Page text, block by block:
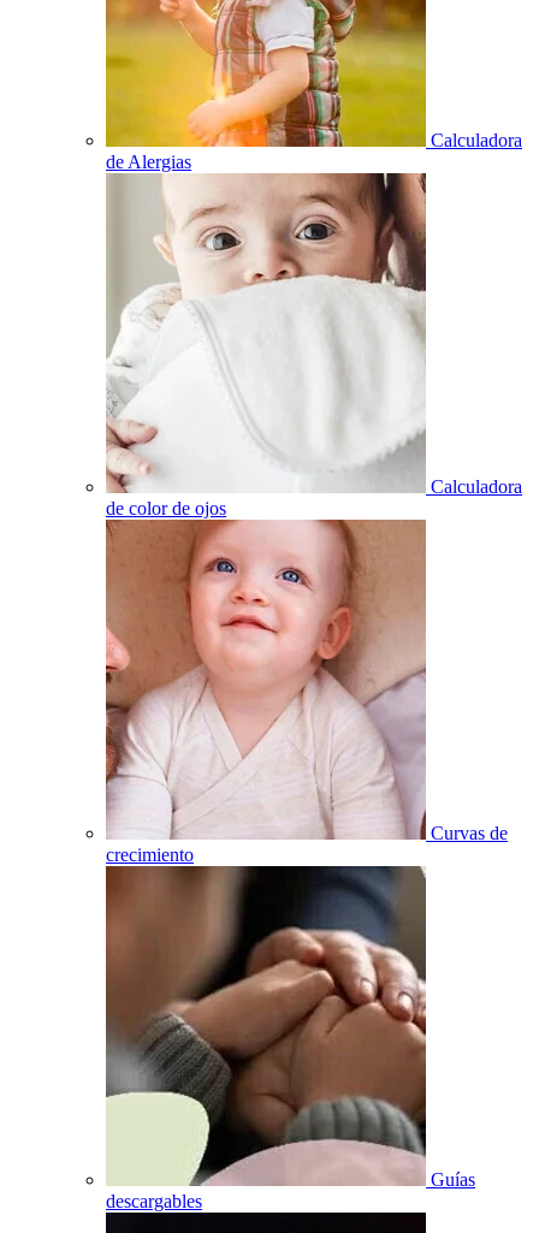
Calculadora
de Alergias
Calculadora
de color de ojos
Curvas de
crecimiento
Guías
descargables